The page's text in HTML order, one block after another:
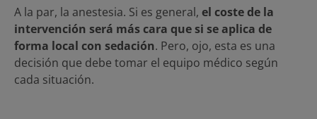
A la par, la anestesia. Si es general, el coste de la
intervención será más cara que si se aplica de
forma local con sedación. Pero, ojo, esta es una
decisión que debe tomar el equipo médico según
cada situación.